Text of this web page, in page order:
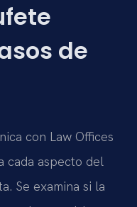
de
con Law Offices
cada aspecto del
Se examina si la